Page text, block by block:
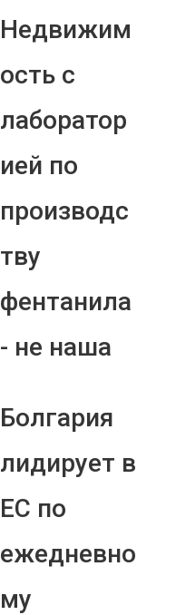
Недвижим
ость с
лаборатор
ией по
производс
тву
фентанила
- не наша
Болгария
лидирует в
ЕС по
ежедневно
му